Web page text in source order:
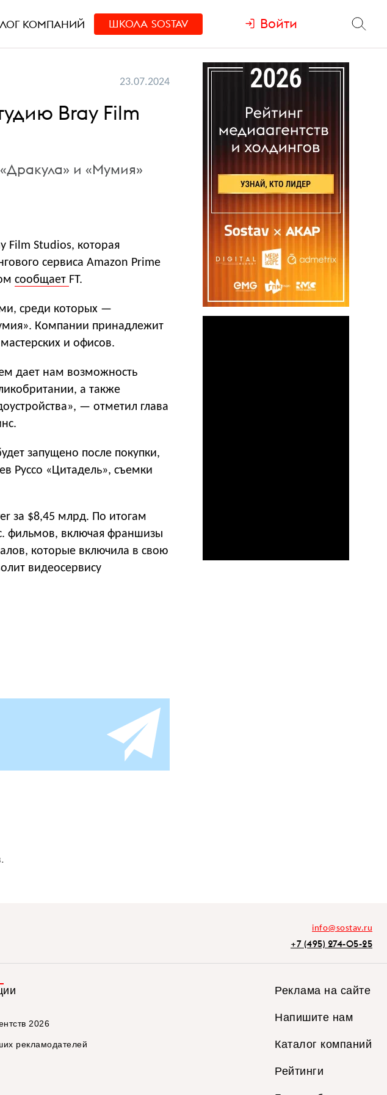
КОМПАНИЙ ШКОЛА SOSTAV Войти
23.07.2024
Bray Film
и «Мумия»
Film Studios, которая
сервиса Amazon Prime
сообщает FT.
среди которых —
Компании принадлежит
и офисов.
дает нам возможность
а также
— отметил глава
запущено после покупки,
Руссо «Цитадель», съемки
за $8,45 млрд. По итогам
фильмов, включая франшизы
которые включила в свою
видеосервису
info@sostav.ru
+7 (495) 274-05-25
2026
рекламодателей
Реклама на сайте
Напишите нам
Каталог компаний
Рейтинги